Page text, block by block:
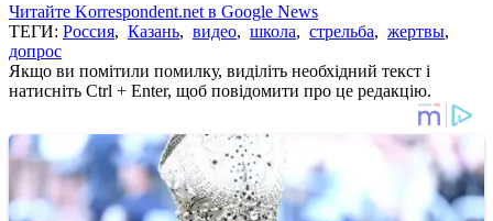
Читайте Korrespondent.net в Google News
ТЕГИ: Россия, Казань, видео, школа, стрельба, жертвы,
допрос
Якщо ви помітили помилку, виділіть необхідний текст і
натисніть Ctrl + Enter, щоб повідомити про це редакцію.